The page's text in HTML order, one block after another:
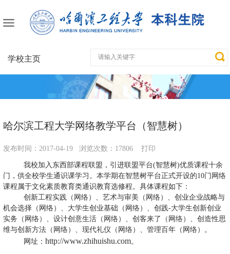
学校主页
哈尔滨工程大学网络教学平台（智慧树）
发布时间： 2017-04-19 浏览次数： 17806 打印
我校加入东西部课程联盟，引进联盟平台(智慧树)优质课程十余
门，供全校学生通识课学习。本学期在智慧树平台正式开设的10门网络
课程属于文化素质教育类通识教育选修程。具体课程如下：
创新工程实践（网络）、艺术与审美（网络）、创业企业战略与
机会选择（网络）、大学生创业基础（网络）、创践-大学生创新创业
实务（网络）、设计创意生活（网络）、创客来了（网络）、创造性思
维与创新方法（网络）、现代礼仪（网络）、管理百年（网络）。
网址： http://www.zhihuishu.com。